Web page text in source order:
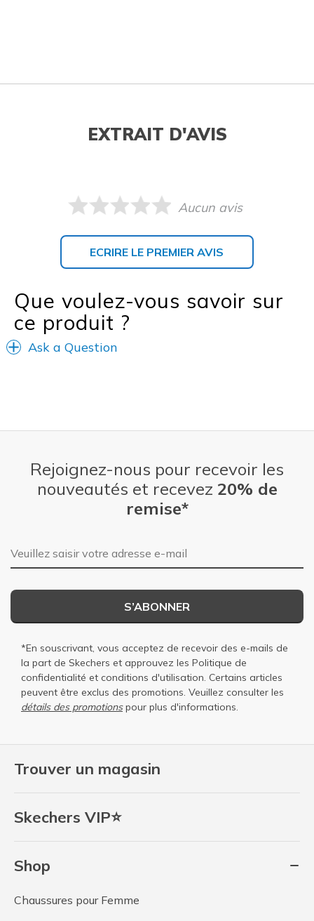
EXTRAIT D'AVIS
Aucun avis
ECRIRE LE PREMIER AVIS
Que voulez-vous savoir sur
ce produit ?
Ask a Question
Trouver un magasin
Skechers VIP⭐
Shop
Chaussures pour Femme
Rejoignez-nous pour recevoir les
nouveautés et recevez 20% de
remise*
Adresse e-mail
S’ABONNER
*En souscrivant, vous acceptez de recevoir des e-mails de
la part de Skechers et approuvez les Politique de
confidentialité et conditions d'utilisation. Certains articles
peuvent être exclus des promotions. Veuillez consulter les
détails des promotionspour plus d'informations.